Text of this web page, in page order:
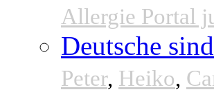
Allergie Portal
Deutsche
Peter, Heiko,